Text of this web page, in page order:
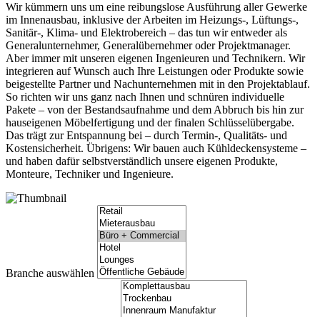
Wir kümmern uns um eine reibungslose Ausführung aller Gewerke
im Innenausbau, inklusive der Arbeiten im Heizungs-, Lüftungs-,
Sanitär-, Klima- und Elektrobereich – das tun wir entweder als
Generalunternehmer, Generalübernehmer oder Projektmanager.
Aber immer mit unseren eigenen Ingenieuren und Technikern. Wir
integrieren auf Wunsch auch Ihre Leistungen oder Produkte sowie
beigestellte Partner und Nachunternehmen mit in den Projektablauf.
So richten wir uns ganz nach Ihnen und schnüren individuelle
Pakete – von der Bestandsaufnahme und dem Abbruch bis hin zur
hauseigenen Möbelfertigung und der finalen Schlüsselübergabe.
Das trägt zur Entspannung bei – durch Termin-, Qualitäts- und
Kostensicherheit. Übrigens: Wir bauen auch Kühldeckensysteme –
und haben dafür selbstverständlich unsere eigenen Produkte,
Monteure, Techniker und Ingenieure.
Branche auswählen